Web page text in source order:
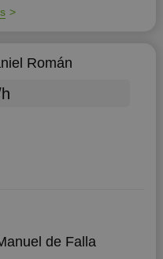
Román
de Falla